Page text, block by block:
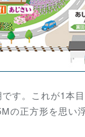
す。これが1本
の正方形を思い